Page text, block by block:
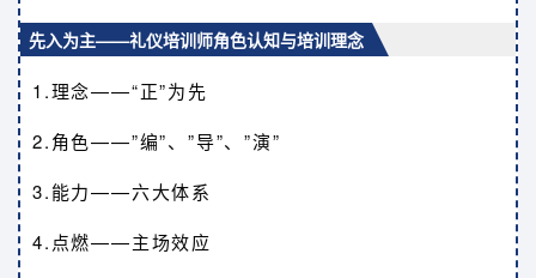
先入为主——礼仪培训师角色认知与培训理念
1.理念——“正”为先
2.角色——”编”、”导”、”演”
3.能力——六大体系
4.点燃——主场效应